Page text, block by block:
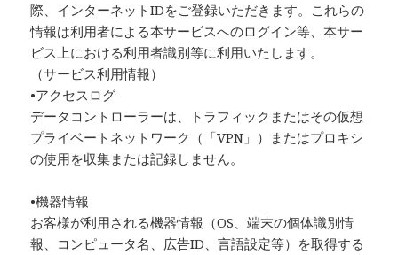
際、インターネットIDをご登録いただきます。これらの
情報は利用者による本サービスへのログイン等、本サー
ビス上における利用者識別等に利用いたします。
（サービス利用情報）
•アクセスログ
データコントローラーは、トラフィックまたはその仮想
プライベートネットワーク（「VPN」）またはプロキシ
の使用を収集または記録しません。
•機器情報
お客様が利用される機器情報（OS、端末の個体識別情
報、コンピュータ名、広告ID、言語設定等）を取得する